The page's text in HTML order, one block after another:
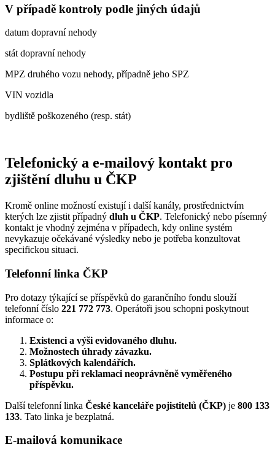
V případě kontroly podle jiných údajů
datum dopravní nehody
stát dopravní nehody
MPZ druhého vozu nehody, případně jeho SPZ
VIN vozidla
bydliště poškozeného (resp. stát)
Telefonický a e-mailový kontakt pro
zjištění dluhu u ČKP
Kromě online možností existují i další kanály, prostřednictvím
kterých lze zjistit případný dluh u ČKP. Telefonický nebo písemný
kontakt je vhodný zejména v případech, kdy online systém
nevykazuje očekávané výsledky nebo je potřeba konzultovat
specifickou situaci.
Telefonní linka ČKP
Pro dotazy týkající se příspěvků do garančního fondu slouží
telefonní číslo 221 772 773. Operátoři jsou schopni poskytnout
informace o:
Existenci a výši evidovaného dluhu.
Možnostech úhrady závazku.
Splátkových kalendářích.
Postupu při reklamaci neoprávněně vyměřeného
příspěvku.
Další telefonní linka České kanceláře pojistitelů (ČKP) je 800 133
133. Tato linka je bezplatná.
E-mailová komunikace